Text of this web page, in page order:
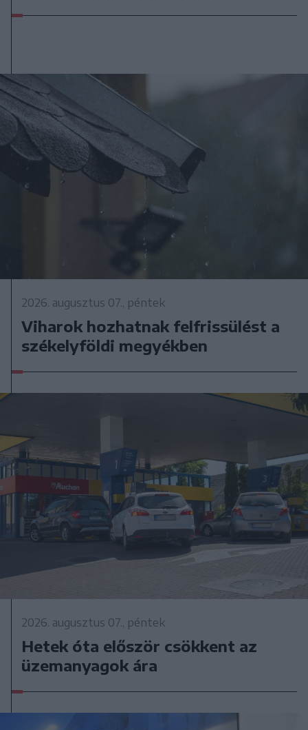
2026. augusztus 07., péntek
Viharok hozhatnak felfrissülést a
székelyföldi megyékben
2026. augusztus 07., péntek
Hetek óta először csökkent az
üzemanyagok ára